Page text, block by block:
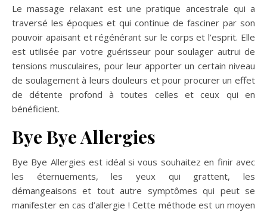
Le massage relaxant est une pratique ancestrale qui a
traversé les époques et qui continue de fasciner par son
pouvoir apaisant et régénérant sur le corps et l’esprit. Elle
est utilisée par votre guérisseur pour soulager autrui de
tensions musculaires, pour leur apporter un certain niveau
de soulagement à leurs douleurs et pour procurer un effet
de détente profond à toutes celles et ceux qui en
bénéficient.
Bye Bye Allergies
Bye Bye Allergies est idéal si vous souhaitez en finir avec
les éternuements, les yeux qui grattent, les
démangeaisons et tout autre symptômes qui peut se
manifester en cas d’allergie ! Cette méthode est un moyen